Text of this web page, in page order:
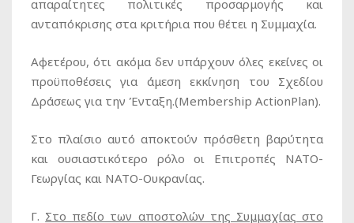
απαραίτητες πολιτικές προσαρμογής και
ανταπόκρισης στα κριτήρια που θέτει η Συμμαχία.
Αφετέρου, ότι ακόμα δεν υπάρχουν όλες εκείνες οι
προϋποθέσεις για άμεση εκκίνηση του Σχεδίου
Δράσεως για την Ένταξη.(Membership ActionPlan).
Στο πλαίσιο αυτό αποκτούν πρόσθετη βαρύτητα
και ουσιαστικότερο ρόλο οι Επιτροπές ΝΑΤΟ-
Γεωργίας και ΝΑΤΟ-Ουκρανίας.
Γ. Στο πεδίο των αποστολών της Συμμαχίας στο